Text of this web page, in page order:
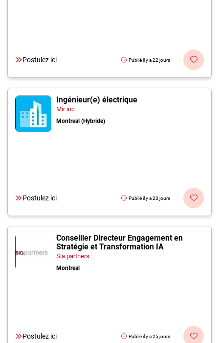
Postulez ici Publié il y a 22 jours
Ingénieur(e) électrique
Mir inc
Montreal (Hybride)
Postulez ici Publié il y a 23 jours
Conseiller Directeur Engagement en
Stratégie et Transformation IA
Sia partners
Montreal
Postulez ici Publié il y a 25 jours